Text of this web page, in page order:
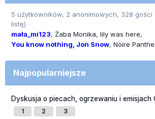
5 użytkowników, 2 anonimowych, 328 gości
listę)
mała_mi123 Żaba Monika lily was here
You know nothing, Jon Snow Noire
Najpopularniejsze
Dyskusja o piecach, ogrzewaniu i emisjach
1 2 3